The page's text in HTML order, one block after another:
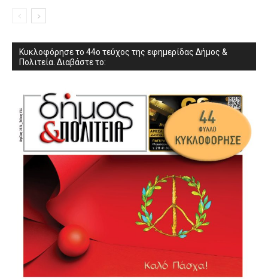
Κυκλοφόρησε το 44ο τεύχος της εφημερίδας Δήμος &
Πολιτεία. Διαβάστε το: